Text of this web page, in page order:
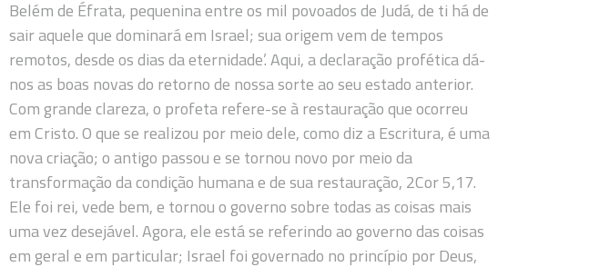
Belém de Éfrata, pequenina entre os mil povoados de Judá, de ti há de
sair aquele que dominará em Israel; sua origem vem de tempos
remotos, desde os dias da eternidade’. Aqui, a declaração profética dá-
nos as boas novas do retorno de nossa sorte ao seu estado anterior.
Com grande clareza, o profeta refere-se à restauração que ocorreu
em Cristo. O que se realizou por meio dele, como diz a Escritura, é uma
nova criação; o antigo passou e se tornou novo por meio da
transformação da condição humana e de sua restauração, 2Cor 5,17.
Ele foi rei, vede bem, e tornou o governo sobre todas as coisas mais
uma vez desejável. Agora, ele está se referindo ao governo das coisas
em geral e em particular; Israel foi governado no princípio por Deus,